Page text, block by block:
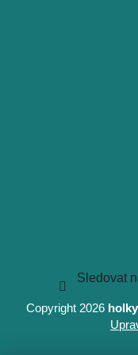
Sledovat
Copyright 2026